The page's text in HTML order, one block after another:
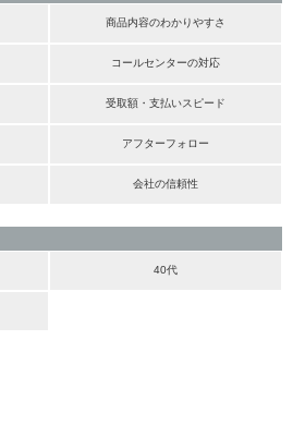
商品内容のわかりやすさ
コールセンターの対応
受取額・支払いスピード
アフターフォロー
会社の信頼性
40代